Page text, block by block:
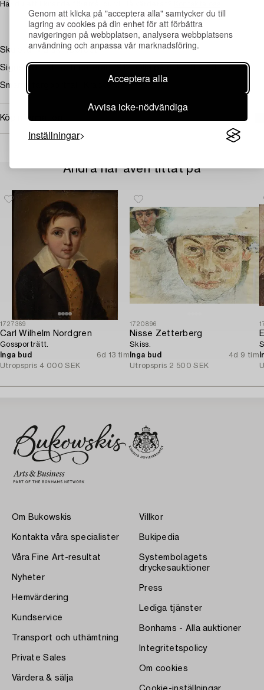
Genom att klicka på "acceptera alla" samtycker du till
lagring av cookies på din enhet för att förbättra
navigeringen på webbplatsen, analysera webbplatsens
användning och anpassa vår marknadsföring.
Acceptera alla
Avvisa icke-nödvändiga
Inställningar
Har du ett liknande föremål du vill få värderat?
Skulptur vid skrivbordet
Signerad HNH och daterad 1912. Olja på duk 113 x 53 cm.
Smärre färgbortfall. Krackelyr.
Köpinformation
Andra har även tittat på
1727369
Carl Wilhelm Nordgren
Gossporträtt.
Inga bud
6d 13 tim
Utropspris 4 000 SEK
1720896
Nisse Zetterberg
Skiss.
Inga bud
4d 9 tim
Utropspris 2 500 SEK
Om Bukowskis
Kontakta våra specialister
Våra Fine Art-resultat
Nyheter
Hemvärdering
Kundservice
Transport och uthämtning
Private Sales
Värdera & sälja
Villkor
Bukipedia
Systembolagets
dryckesauktioner
Press
Lediga tjänster
Bonhams - Alla auktioner
Integritetspolicy
Om cookies